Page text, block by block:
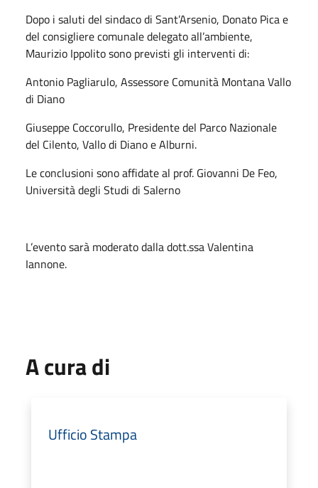
Dopo i saluti del sindaco di Sant’Arsenio, Donato Pica e
del consigliere comunale delegato all’ambiente,
Maurizio Ippolito sono previsti gli interventi di:
Antonio Pagliarulo, Assessore Comunità Montana Vallo
di Diano
Giuseppe Coccorullo, Presidente del Parco Nazionale
del Cilento, Vallo di Diano e Alburni.
Le conclusioni sono affidate al prof. Giovanni De Feo,
Università degli Studi di Salerno
L’evento sarà moderato dalla dott.ssa Valentina
Iannone.
A cura di
Ufficio Stampa